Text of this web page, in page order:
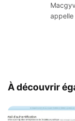
À découvrir